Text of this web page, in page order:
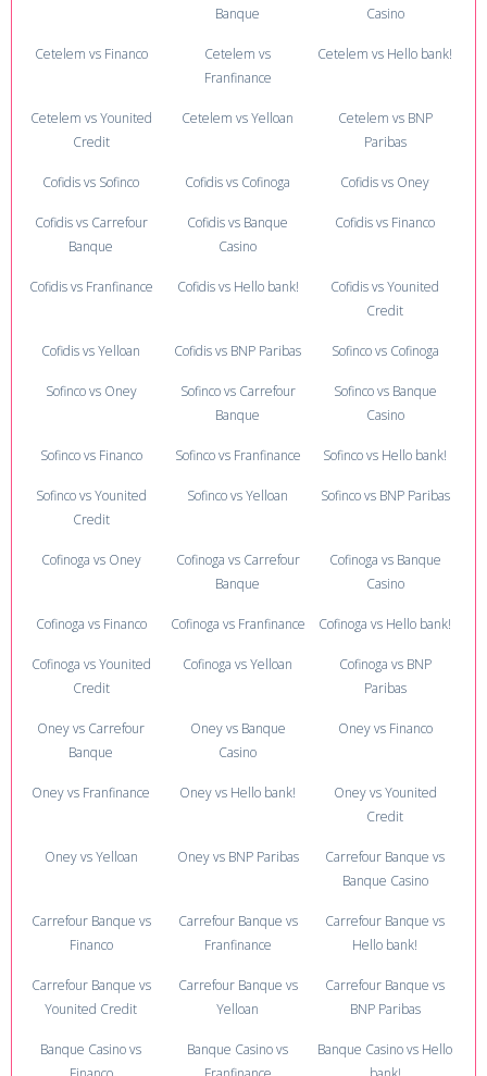
Banque
Casino
Cetelem vs Financo
Cetelem vs
Franfinance
Cetelem vs Hello bank!
Cetelem vs Younited
Credit
Cetelem vs Yelloan
Cetelem vs BNP
Paribas
Cofidis vs Sofinco Cofidis vs Cofinoga Cofidis vs Oney
Cofidis vs Carrefour
Banque
Cofidis vs Banque
Casino
Cofidis vs Financo
Cofidis vs Franfinance Cofidis vs Hello bank!
Cofidis vs Younited
Credit
Cofidis vs Yelloan Cofidis vs BNP Paribas Sofinco vs Cofinoga
Sofinco vs Oney
Sofinco vs Carrefour
Banque
Sofinco vs Banque
Casino
Sofinco vs Financo Sofinco vs Franfinance Sofinco vs Hello bank!
Sofinco vs Younited
Credit
Sofinco vs Yelloan Sofinco vs BNP Paribas
Cofinoga vs Oney
Cofinoga vs Carrefour
Banque
Cofinoga vs Banque
Casino
Cofinoga vs Financo Cofinoga vs Franfinance Cofinoga vs Hello bank!
Cofinoga vs Younited
Credit
Cofinoga vs Yelloan
Cofinoga vs BNP
Paribas
Oney vs Carrefour
Banque
Oney vs Banque
Casino
Oney vs Financo
Oney vs Franfinance Oney vs Hello bank!
Oney vs Younited
Credit
Oney vs Yelloan Oney vs BNP Paribas
Carrefour Banque vs
Banque Casino
Carrefour Banque vs
Financo
Carrefour Banque vs
Franfinance
Carrefour Banque vs
Hello bank!
Carrefour Banque vs
Younited Credit
Carrefour Banque vs
Yelloan
Carrefour Banque vs
BNP Paribas
Banque Casino vs
Banque Casino vs
Banque Casino vs Hello